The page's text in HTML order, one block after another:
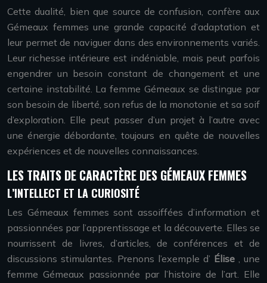
Cette dualité, bien que source de confusion, confère aux
Gémeaux femmes une grande capacité d’adaptation et
leur permet de naviguer dans des environnements variés.
Leur richesse intérieure est indéniable, mais peut parfois
engendrer un besoin constant de changement et une
certaine instabilité. La femme Gémeaux se distingue par
son besoin de liberté, son refus de la monotonie et sa soif
d’exploration. Elle peut passer d’un projet à l’autre avec
une énergie débordante, toujours en quête de nouvelles
expériences et de nouvelles connaissances.
LES TRAITS DE CARACTÈRE DES GÉMEAUX FEMMES
L’INTELLECT ET LA CURIOSITÉ
Les Gémeaux femmes sont assoiffées d’information et
passionnées par l’apprentissage et la découverte. Elles se
nourrissent de livres, d’articles, de conférences et de
discussions stimulantes. Prenons l’exemple d’ Élise , une
femme Gémeaux passionnée par l’histoire de l’art. Elle